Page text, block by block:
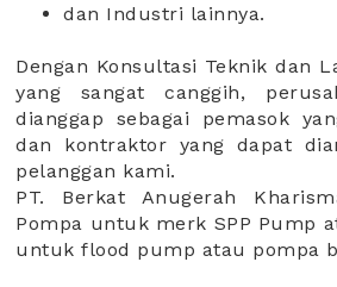
dan Industri lainnya.
Dengan Konsultasi Teknik dan
yang sangat canggih,
dianggap sebagai pemasok
dan kontraktor yang dapat
pelanggan kami.
PT. Berkat Anugerah
Pompa untuk merk SPP Pump
untuk flood pump atau pompa